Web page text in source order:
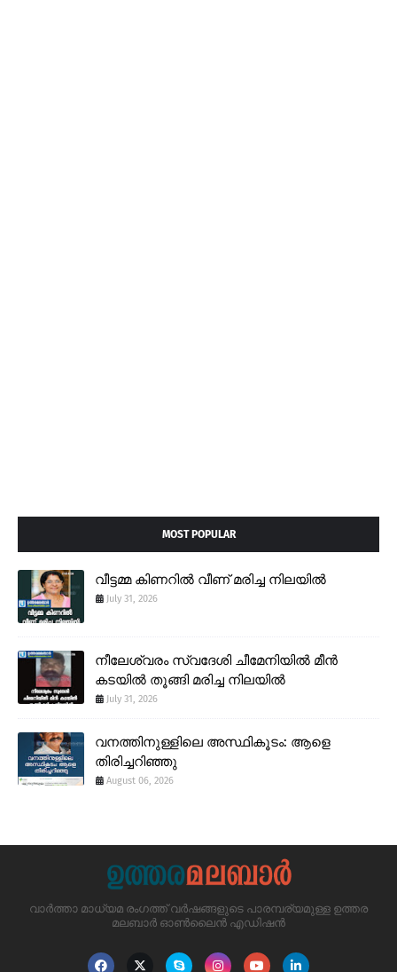
MOST POPULAR
വീട്ടമ്മ കിണറിൽ വീണ് മരിച്ച നിലയിൽ
July 31, 2026
നീലേശ്വരം സ്വദേശി ചീമേനിയിൽ മീൻ
കടയിൽ തൂങ്ങി മരിച്ച നിലയിൽ
July 31, 2026
വനത്തിനുള്ളിലെ അസ്ഥികൂടം: ആളെ
തിരിച്ചറിഞ്ഞു
August 06, 2026
വാർത്താ മാധ്യമ രംഗത്ത് വർഷങ്ങളുടെ പാരമ്പര്യമുള്ള ഉത്തര
മലബാർ ഓൺലൈൻ എഡിഷൻ